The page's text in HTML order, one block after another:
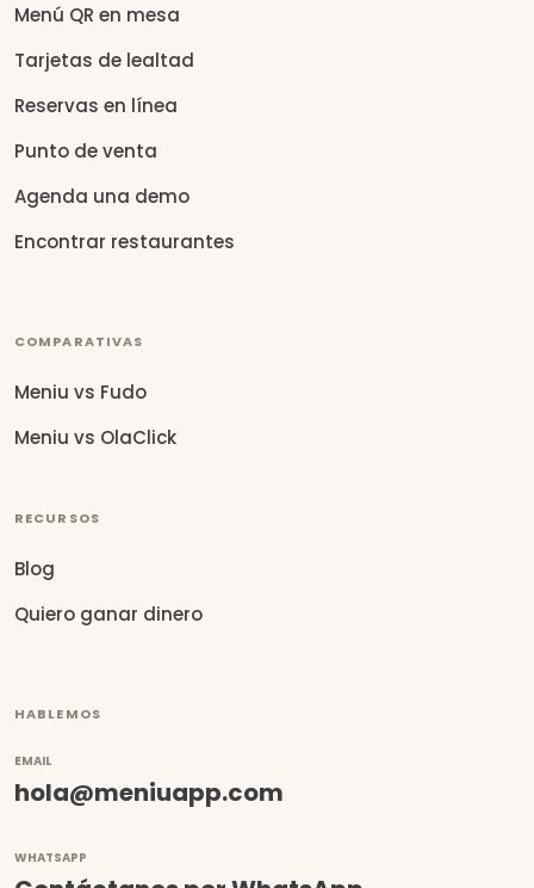
Menú QR en mesa
Tarjetas de lealtad
Reservas en línea
Punto de venta
Agenda una demo
Encontrar restaurantes
COMPARATIVAS
Meniu vs Fudo
Meniu vs OlaClick
RECURSOS
Blog
Quiero ganar dinero
HABLEMOS
EMAIL
hola@meniuapp.com
WHATSAPP